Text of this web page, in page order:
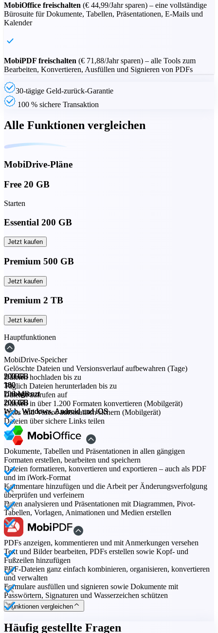
MobiOffice freischalten (€ 44,99/Jahr sparen) – eine vollständige
Bürosuite für Dokumente, Tabellen, Präsentationen, E-Mails und
Kalender
MobiPDF freischalten (€ 71,88/Jahr sparen) – alle Tools zum
Bearbeiten, Konvertieren, Ausfüllen und Signieren von PDFs
30-tägige Geld-zurück-Garantie
100 % sichere Transaktion
Alle Funktionen vergleichen
MobiDrive-Pläne
Free 20 GB
Starten
Essential 200 GB
Jetzt kaufen
Premium 500 GB
Jetzt kaufen
Premium 2 TB
Jetzt kaufen
Hauptfunktionen
MobiDrive-Speicher
20 GB
200 GB
500 GB
2 TB
Gelöschte Dateien und Versionsverlauf aufbewahren (Tage)
30
180
180
180
Dateien hochladen bis zu
200 MB
Unbegrenzt
Unbegrenzt
Unbegrenzt
Täglich Dateien herunterladen bis zu
20 GB
200 GB
200 GB
200 GB
Dateien aufrufen auf
Web, Windows, Android und iOS
Web, Windows, Android und iOS
Web, Windows, Android und iOS
Web, Windows, Android und iOS
Dateien in über 1.200 Formaten konvertieren (Mobilgerät)
Fotos und Videos automatisch sichern (Mobilgerät)
Dateien über sichere Links teilen
Dokumente, Tabellen und Präsentationen in allen gängigen
Formaten erstellen, bearbeiten und speichern
Dateien formatieren, konvertieren und exportieren – auch als PDF
und im iWork-Format
Kommentare hinzufügen und die Arbeit per Änderungsverfolgung
überprüfen und verfeinern
Daten analysieren und Präsentationen mit Diagrammen, Pivot-
Tabellen, Vorlagen, Animationen und Medien erstellen
PDFs anzeigen, kommentieren und mit Anmerkungen versehen
Text und Bilder bearbeiten, PDFs erstellen sowie Kopf- und
Fußzeilen hinzufügen
PDF-Dateien ganz einfach kombinieren, organisieren, konvertieren
und verwalten
Formulare ausfüllen und signieren sowie Dokumente mit
Passwörtern, Signaturen und Wasserzeichen schützen
Funktionen vergleichen
Häufig gestellte Fragen